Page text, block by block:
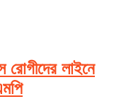
রোগীদের লাইনে